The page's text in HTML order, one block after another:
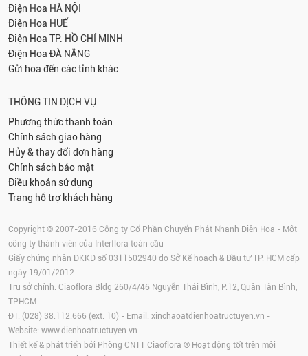
Điện Hoa HÀ NỘI
Điện Hoa HUẾ
Điện Hoa TP. HỒ CHÍ MINH
Điện Hoa ĐÀ NẴNG
Gửi hoa đến các tỉnh khác
THÔNG TIN DỊCH VỤ
Phương thức thanh toán
Chính sách giao hàng
Hủy & thay đổi đơn hàng
Chính sách bảo mật
Điều khoản sử dụng
Trang hỗ trợ khách hàng
Copyright © 2007-2016 Công ty Cổ Phần Chuyển Phát Nhanh Điện Hoa - Một
công ty thành viên của Interflora toàn cầu
Giấy chứng nhận ĐKKD số 0311502940 do Sở Kế hoạch & Đầu tư TP. HCM cấp
ngày 19/01/2012
Trụ sở chính: Ciaoflora Bldg 260/4/46 Nguyễn Thái Bình, P.12, Quận Tân Bình,
TPHCM
ĐT: (028) 38.112.666 (ext. 10) - Email: xinchaoatdienhoatructuyen.vn -
Website: www.dienhoatructuyen.vn
Thiết kế & phát triển bởi Phòng CNTT Ciaoflora ® Hoạt động tốt trên môi